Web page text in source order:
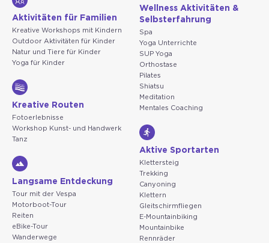
Aktivitäten für Familien
Kreative Workshops mit Kindern
Outdoor Aktivitäten für Kinder
Natur und Tiere für Kinder
Yoga für Kinder
Kreative Routen
Fotoerlebnisse
Workshop Kunst- und Handwerk
Tanz
Langsame Entdeckung
Tour mit der Vespa
Motorboot-Tour
Reiten
eBike-Tour
Wanderwege
Wellness Aktivitäten &
Selbsterfahrung
Spa
Yoga Unterrichte
SUP Yoga
Orthostase
Pilates
Shiatsu
Meditation
Mentales Coaching
Aktive Sportarten
Klettersteig
Trekking
Canyoning
Klettern
Gleitschirmfliegen
E-Mountainbiking
Mountainbike
Rennräder